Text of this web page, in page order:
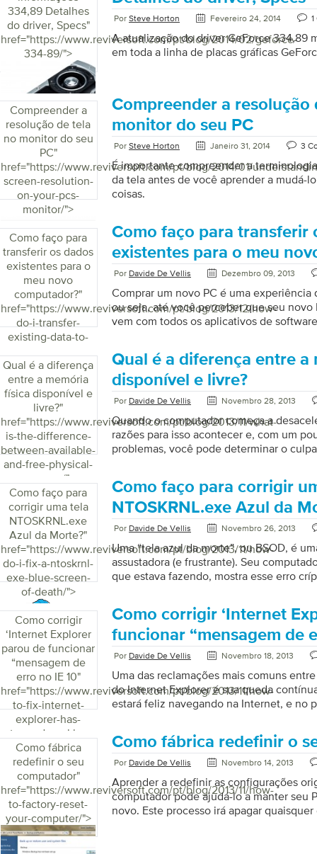
290X é um exemplo recente de uma
ganhos […]
334,89 Detalhes
do driver, Specs"
href="https://www.reviversoft.com/pt/blog/2014/02/geforce-
334-89/">
Por Steve Horton Fevereiro 24, 2014
A atualização do driver GeForce 334,89
em toda a linha de placas gráficas
Compreender a
resolução de tela
no monitor do seu
PC"
href="https://www.reviversoft.com/pt/blog/2014/01/
screen-resolution-
on-your-pcs-
monitor/">
Compreender a resolução
monitor do seu PC
Por Steve Horton Janeiro 31, 2014 3
É importante compreender a
da tela antes de você aprender a mudá-
coisas.
Como faço para
transferir os dados
existentes para o
meu novo
computador?"
href="https://www.reviversoft.com/pt/blog/2013/12/how-
do-i-transfer-
existing-data-to-
computer/">
Como faço para transferir
existentes para o meu
Por Davide De Vellis Dezembro 09, 2013
Comprar um novo PC é uma
ou seja, até você perceber que seu novo
vem com todos os aplicativos de
músicas, fotos e filmes. tudo
seu computador antigo. A Microsoft tem
que tornou o processo de transferência
computadores um pouco menos
simples) para todos. O legal é que você
dados em diferentes versões […]
Qual é a diferença
entre a memória
física disponível e
livre?"
href="https://www.reviversoft.com/pt/blog/2013/11/what-
is-the-difference-
between-available-
and-free-physical-
memory/">
Qual é a diferença entre a
disponível e livre?
Por Davide De Vellis Novembro 28, 2013
Quando o computador começa a
razões para isso acontecer e, com um
problemas, você pode determinar o
quiser fazer isso sozinho e também
nosso site que farão todo o trabalho para
este processo de solução de problemas
resolver o problema com alguma
uma atualização econômica ou se é
Como faço para
corrigir uma tela
NTOSKRNL.exe
Azul da Morte?"
href="https://www.reviversoft.com/pt/blog/2013/11/how-
do-i-fix-a-ntoskrnl-
exe-blue-screen-
of-death/">
Como faço para corrigir
NTOSKRNL.exe Azul da
Por Davide De Vellis Novembro 26, 2013
Uma “tela azul da morte”, ou BSOD, é
assustadora (e frustrante). Seu
que estava fazendo, mostra esse erro
particularmente ruim, isso vai continuar
de novo, e você não pode fazer nada.
determinar qual tela você está obtendo,
diminuir e resolver o problema.
monte de coisas diferentes em seu
demorar um pouco de tentativa e erro
Como corrigir
‘Internet Explorer
parou de funcionar
“mensagem de
erro no IE 10"
href="https://www.reviversoft.com/pt/blog/2013/11/how-
to-fix-internet-
explorer-has-
stopped-working-
error-in-ie-10/">
Como corrigir ‘Internet
funcionar “mensagem de
Por Davide De Vellis Novembro 18, 2013
Uma das reclamações mais comuns
do Internet Explorer é sua queda
estará feliz navegando na Internet, e no
funcionar e precisa ser fechado”. Se
familiar, aqui estão algumas dicas e
resolver esse problema. O número um
Complementos, Barras de Ferramentas,
Spyware. Às […]
Como fábrica
redefinir o seu
computador"
href="https://www.reviversoft.com/pt/blog/2013/11/how-
to-factory-reset-
your-computer/">
Como fábrica redefinir o
Por Davide De Vellis Novembro 14, 2013
Aprender a redefinir as configurações
computador pode ajudá-lo a manter seu
novo. Este processo irá apagar